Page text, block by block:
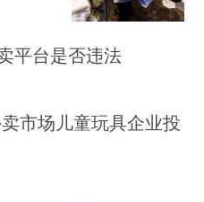
平台是否违法
市场儿童玩具企业投